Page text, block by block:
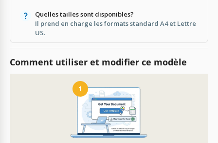
Quelles tailles sont disponibles?
Il prend en charge les formats standard A4 et Lettre
US.
Comment utiliser et modifier ce modèle
1